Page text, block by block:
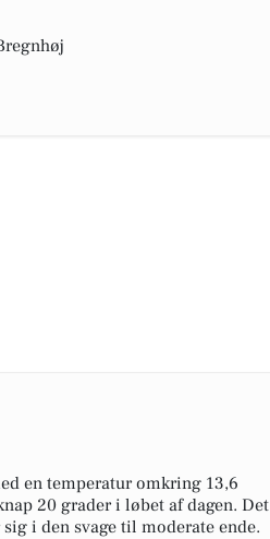
en temperatur omkring 13,6
20 grader i løbet af dagen. Det
i den svage til moderate ende.